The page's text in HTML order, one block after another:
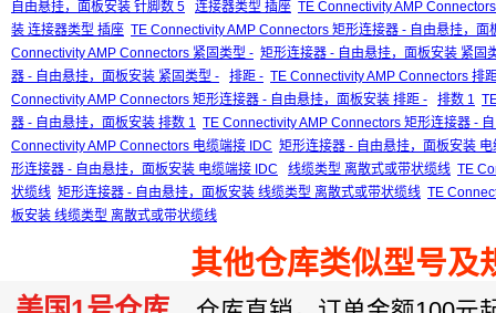
自由悬挂，面板安装 针脚数 5 连接器类型 插座 TE Connectivity AMP
装 连接器类型 插座 TE Connectivity AMP Connectors 矩形连接器 - 自由悬挂，面
Connectivity AMP Connectors 紧固类型 - 矩形连接器 - 自由悬挂，面板安装 紧固
器 - 自由悬挂，面板安装 紧固类型 -
排距 - TE Connectivity AMP Connectors 排
Connectivity AMP Connectors 矩形连接器 - 自由悬挂，面板安装 排距 -
排数 1
器 - 自由悬挂，面板安装 排数 1 TE Connectivity AMP Connectors 矩形连接器 -
Connectivity AMP Connectors 电缆端接 IDC 矩形连接器 - 自由悬挂，面板安装
形连接器 - 自由悬挂，面板安装 电缆端接 IDC
线缆类型 离散式或带状缆线 TE
状缆线 矩形连接器 - 自由悬挂，面板安装 线缆类型 离散式或带状缆线 TE
板安装 线缆类型 离散式或带状缆线
其他仓库类似型号及